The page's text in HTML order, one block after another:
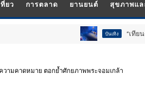
ยว การตลาด ยานยนต์ สุขภาพแล
“เทียน-นอท-กอล์ฟ-จ
ความคาดหมาย ตอกย้ำศักยภาพพระจอมเกล้า